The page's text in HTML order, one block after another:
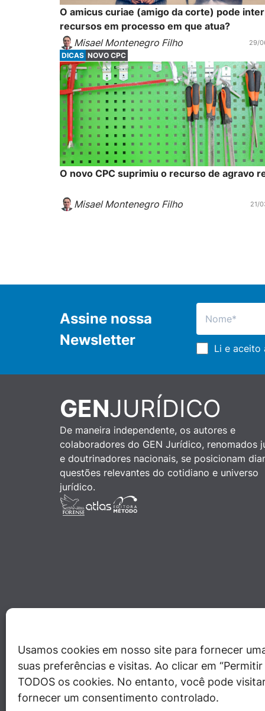
Usamos cookies em nosso site para fornecer
suas preferências e visitas. Ao clicar em
TODOS os cookies. No entanto, você pode
fornecer um consentimento controlado.
O amicus curiae (amigo da corte) pode
recursos em processo em que atua?
Misael Montenegro Filho
29/
DICAS NOVO CPC
O novo CPC suprimiu o recurso de agravo
Misael Montenegro Filho 21/
Assine nossa
Newsletter
Li e
GENJURÍDICO
De maneira independente, os autores e
colaboradores do GEN Jurídico, renomados
e doutrinadores nacionais, se posicionam
questões relevantes do cotidiano e universo
jurídico.